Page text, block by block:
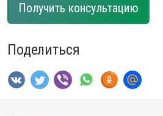
Получить консультацию
Поделиться